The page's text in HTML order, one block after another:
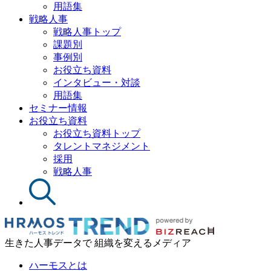
用語集
戦略人事
戦略人事トップ
課題別
事例別
お役立ち資料
インタビュー・対談
用語集
セミナー情報
お役立ち資料
お役立ち資料トップ
タレントマネジメント
採用
戦略人事
生きた人事データで 組織を変えるメディア
ハーモスとは